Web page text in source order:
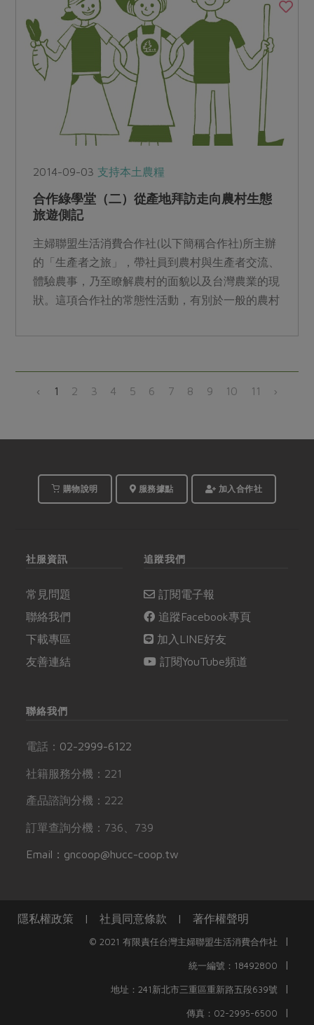
2014-09-03 支持本土農糧
合作綠學堂（二）從產地拜訪走向農村生態
旅遊側記
主婦聯盟生活消費合作社(以下簡稱合作社)所主辦
的「生產者之旅」，帶社員到農村與生產者交流、
體驗農事，乃至瞭解農村的面貌以及台灣農業的現
狀。這項合作社的常態性活動，有別於一般的農村
‹ 1 2 3 4 5 6 7 8 9 10 11 ›
購物說明 服務據點 加入合作社
社服資訊
常見問題
聯絡我們
下載專區
友善連結
追蹤我們
訂閱電子報
追蹤Facebook專頁
加入LINE好友
訂閱YouTube頻道
聯絡我們
電話： 02-2999-6122
社籍服務分機：221
產品諮詢分機：222
訂單查詢分機：736、739
Email：gncoop@hucc-coop.tw
隱私權政策 | 社員同意條款 | 著作權聲明
© 2021 有限責任台灣主婦聯盟生活消費合作社 |
統一編號：18492800 |
地址：241新北市三重區重新路五段639號 |
傳真：02-2995-6500 |